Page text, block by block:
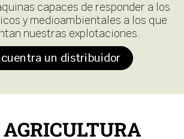
capaces de responder a los
y medioambientales a los que
nuestras explotaciones.
un distribuidor